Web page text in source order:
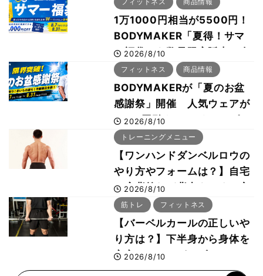
1万1000円相当が5500円！
BODYMAKER「夏得！サマ
ー福袋」を数量限定販売 次
回使える1000円OFFクーポ
ンも
2026/8/10
フィットネス 商品情報
BODYMAKERが「夏のお盆
感謝祭」開催 人気ウェアが
1000円引き、UVクールポン
チョは半額の990円に
2026/8/10
トレーニングメニュー
【ワンハンドダンベルロウの
やり方やフォームは？】自宅
で広背筋など背中をつくる方
法をボディビル世界王者・鈴
木雅選手が解説
2026/8/10
筋トレ フィットネス
【バーベルカールの正しいや
り方は？】下半身から身体を
安定させるのがカギ！
2026/8/10